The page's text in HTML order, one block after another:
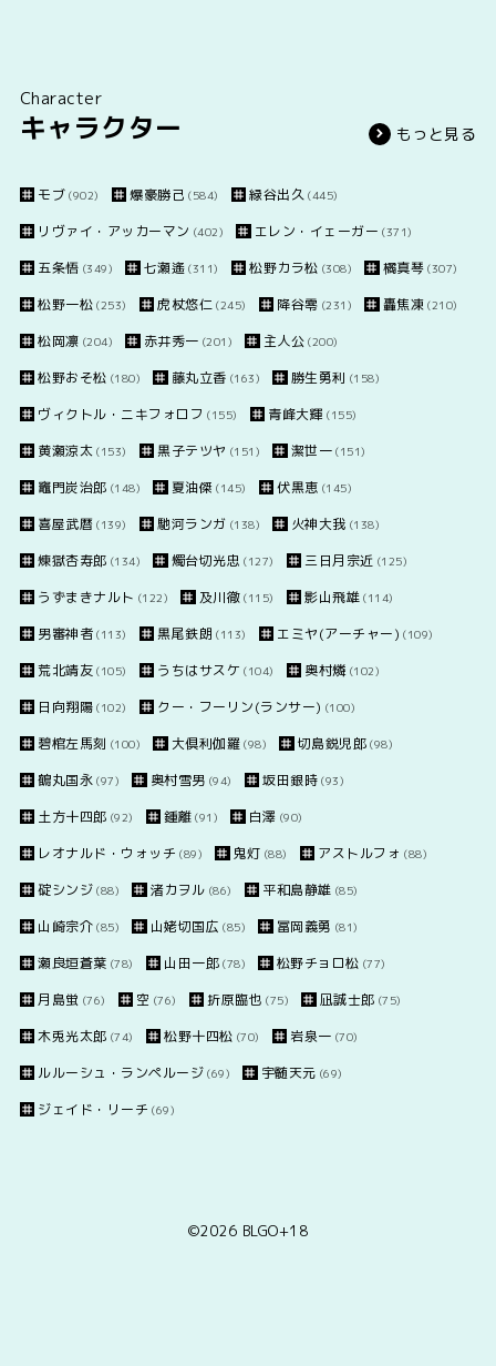
Character
キャラクター もっと見る
モブ (902) 爆豪勝己 (584) 緑谷出久 (445)
リヴァイ・アッカーマン (402) エレン・イェーガー (371)
五条悟 (349) 七瀬遙 (311) 松野カラ松 (308) 橘真琴 (307)
松野一松 (253) 虎杖悠仁 (245) 降谷零 (231) 轟焦凍 (210)
松岡凛 (204) 赤井秀一 (201) 主人公 (200)
松野おそ松 (180) 藤丸立香 (163) 勝生勇利 (158)
ヴィクトル・ニキフォロフ (155) 青峰大輝 (155)
黄瀬涼太 (153) 黒子テツヤ (151) 潔世一 (151)
竈門炭治郎 (148) 夏油傑 (145) 伏黒恵 (145)
喜屋武暦 (139) 馳河ランガ (138) 火神大我 (138)
煉獄杏寿郎 (134) 燭台切光忠 (127) 三日月宗近 (125)
うずまきナルト (122) 及川徹 (115) 影山飛雄 (114)
男審神者 (113) 黒尾鉄朗 (113) エミヤ(アーチャー) (109)
荒北靖友 (105) うちはサスケ (104) 奥村燐 (102)
日向翔陽 (102) クー・フーリン(ランサー) (100)
碧棺左馬刻 (100) 大倶利伽羅 (98) 切島鋭児郎 (98)
鶴丸国永 (97) 奥村雪男 (94) 坂田銀時 (93)
土方十四郎 (92) 鍾離 (91) 白澤 (90)
レオナルド・ウォッチ (89) 鬼灯 (88) アストルフォ (88)
碇シンジ (88) 渚カヲル (86) 平和島静雄 (85)
山崎宗介 (85) 山姥切国広 (85) 冨岡義勇 (81)
瀬良垣蒼葉 (78) 山田一郎 (78) 松野チョロ松 (77)
月島蛍 (76) 空 (76) 折原臨也 (75) 凪誠士郎 (75)
木兎光太郎 (74) 松野十四松 (70) 岩泉一 (70)
ルルーシュ・ランペルージ (69) 宇髄天元 (69)
ジェイド・リーチ (69)
©2026 BLGO+18